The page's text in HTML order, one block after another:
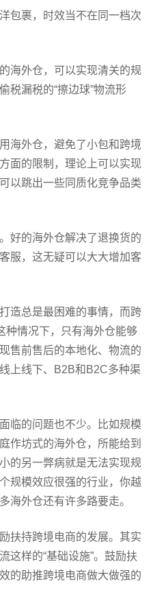
包裹，时效当不在同一档次
海外仓，可以实现清关的规
税漏税的“擦边球”物流形
海外仓，避免了小包和跨境
面的限制，理论上可以实现
以跳出一些同质化竞争品类
好的海外仓解决了退换货的
服，这无疑可以大大增加客
造总是最困难的事情，而跨
种情况下，只有海外仓能够
售前售后的本地化、物流的
上线下、B2B和B2C多种渠
临的问题也不少。比如规模
作坊式的海外仓，所能给到
的另一弊病就是无法实现规
规模效应很强的行业，你越
海外仓还有许多路要走。
扶持跨境电商的发展。其实
这样的“基础设施”。鼓励扶
的助推跨境电商做大做强的